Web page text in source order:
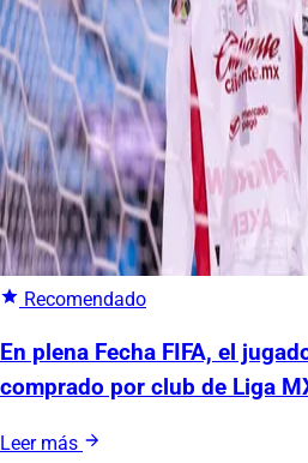
Recomendado
En plena Fecha FIFA, el
comprado por club de Liga
Leer más